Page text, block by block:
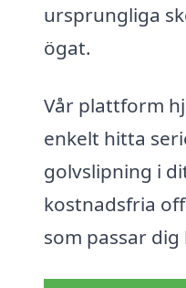
ursprungliga
ögat.
Vår plattform
enkelt hitta
golvslipning i
kostnadsfria
som passar dig